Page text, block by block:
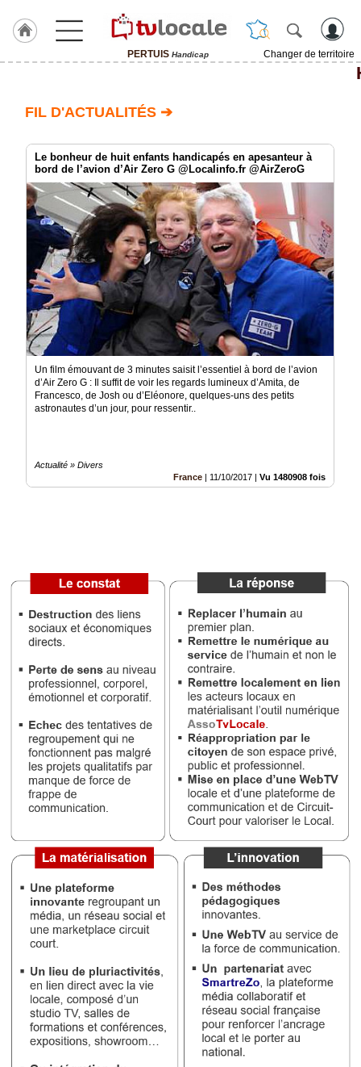
PERTUIS Handicap
Changer de territoire
PERTUIS
TvLocale
France
Accueil
RUBRIQUES
Agenda
Gazette
Médias
Inscription
FIL D'ACTUALITÉS ➔
Le bonheur de huit enfants handicapés en apesanteur à
bord de l’avion d’Air Zero G @Localinfo.fr @AirZeroG
Un film émouvant de 3 minutes saisit l’essentiel à bord de l’avion
d’Air Zero G : Il suffit de voir les regards lumineux d’Amita, de
Francesco, de Josh ou d’Eléonore, quelques-uns des petits
astronautes d’un jour, pour ressentir..
Actualité » Divers
France | 11/10/2017 | Vu 1480908 fois